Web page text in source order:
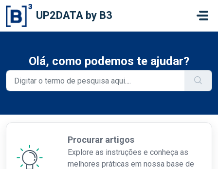
Ir para o conteúdo principal
UP2DATA by B3
Olá, como podemos te ajudar?
Procurar artigos
Explore as instruções e conheça as
melhores práticas em nossa base de